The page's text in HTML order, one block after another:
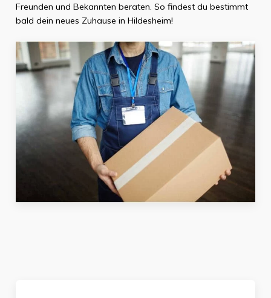
Freunden und Bekannten beraten. So findest du bestimmt
bald dein neues Zuhause in Hildesheim!